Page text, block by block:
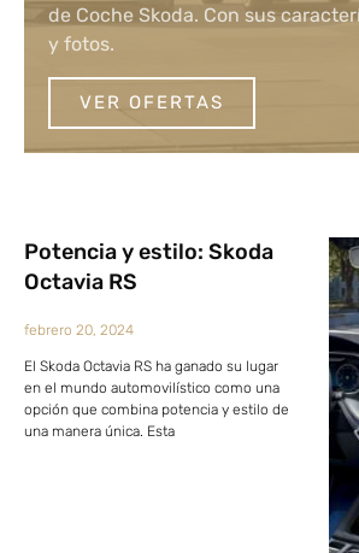
de Coche Skoda. Con sus
y fotos.
VER OFERTAS
Potencia y estilo: Skoda
Octavia RS
febrero 20, 2024
El Skoda Octavia RS ha ganado su lugar
en el mundo automovilístico como una
opción que combina potencia y estilo de
una manera única. Esta